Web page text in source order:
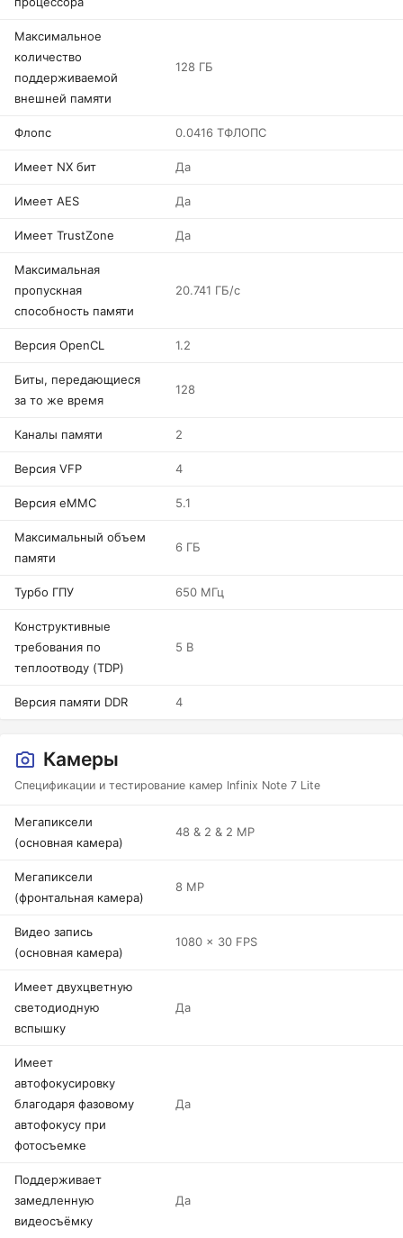
Максимальное
количество
поддерживаемой
внешней памяти
128 ГБ
Флопс 0.0416 ТФЛОПС
Имеет NX бит Да
Имеет AES Да
Имеет TrustZone Да
Максимальная
пропускная
способность памяти
20.741 ГБ/с
Версия OpenCL 1.2
Биты, передающиеся
за то же время
128
Каналы памяти 2
Версия VFP 4
Версия eMMC 5.1
Максимальный объем
памяти
6 ГБ
Турбо ГПУ 650 МГц
Конструктивные
требования по
теплоотводу (TDP)
5 В
Версия памяти DDR 4
Камеры
Спецификации и тестирование камер Infinix Note 7 Lite
Мегапиксели
(основная камера)
48 & 2 & 2 MP
Мегапиксели
(фронтальная камера)
8 MP
Видео запись
(основная камера)
1080 x 30 FPS
Имеет двухцветную
светодиодную
вспышку
Да
Имеет
автофокусировку
благодаря фазовому
автофокусу при
фотосъемке
Да
Поддерживает
замедленную
видеосъёмку
Да